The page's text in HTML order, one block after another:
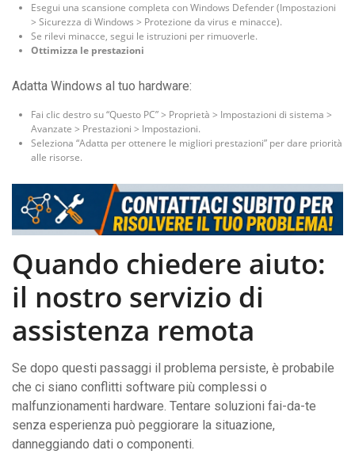
Esegui una scansione completa con Windows Defender (Impostazioni
> Sicurezza di Windows > Protezione da virus e minacce).
Se rilevi minacce, segui le istruzioni per rimuoverle.
Ottimizza le prestazioni
Adatta Windows al tuo hardware:
Fai clic destro su “Questo PC” > Proprietà > Impostazioni di sistema >
Avanzate > Prestazioni > Impostazioni.
Seleziona “Adatta per ottenere le migliori prestazioni” per dare priorità
alle risorse.
Quando chiedere aiuto:
il nostro servizio di
assistenza remota
Se dopo questi passaggi il problema persiste, è probabile
che ci siano conflitti software più complessi o
malfunzionamenti hardware. Tentare soluzioni fai-da-te
senza esperienza può peggiorare la situazione,
danneggiando dati o componenti.